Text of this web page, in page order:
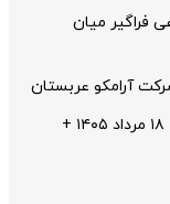
فراگیر میان
آرامکو عربستان
قیمت سکه و قیمت طلا امروز یکشنبه ۱۸ مرداد ۱۴۰۵ +